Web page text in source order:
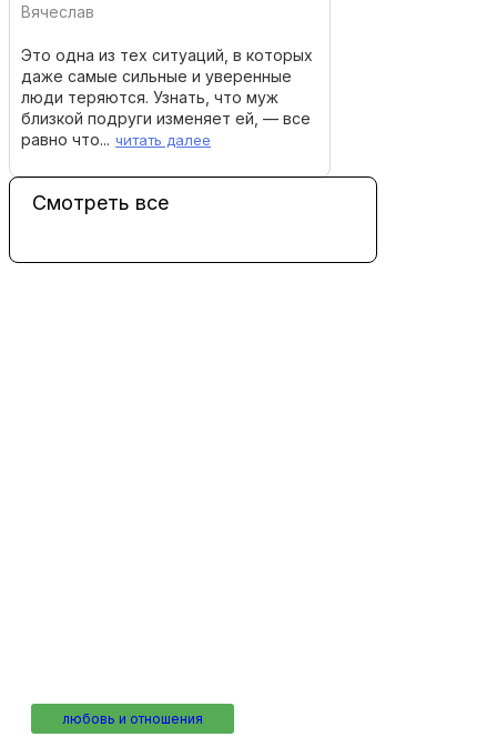
Смотреть все
Вячеслав
Это одна из тех ситуаций, в которых
даже самые сильные и уверенные
люди теряются. Узнать, что муж
близкой подруги изменяет ей, — все
равно что... читать далее
любовь и отношения